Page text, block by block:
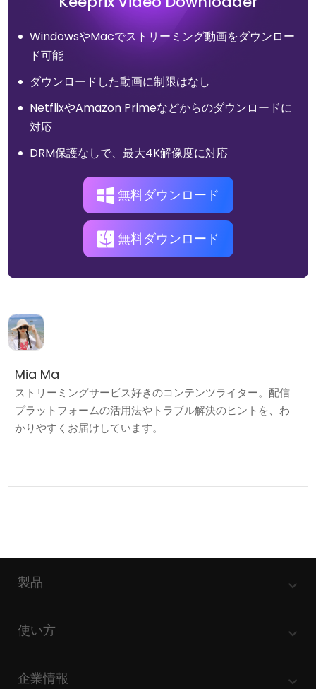
WindowsやMacでストリーミング動画をダウンロー
ド可能
ダウンロードした動画に制限はなし
NetflixやAmazon Primeなどからのダウンロードに
対応
DRM保護なしで、最大4K解像度に対応
無料ダウンロード
無料ダウンロード
Mia Ma
ストリーミングサービス好きのコンテンツライター。配信
プラットフォームの活用法やトラブル解決のヒントを、わ
かりやすくお届けしています。
製品
使い方
企業情報